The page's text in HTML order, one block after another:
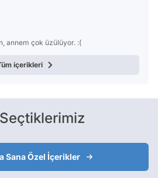
annem çok üzülüyor. :(
içerikleri
Sana Özel İçerikler